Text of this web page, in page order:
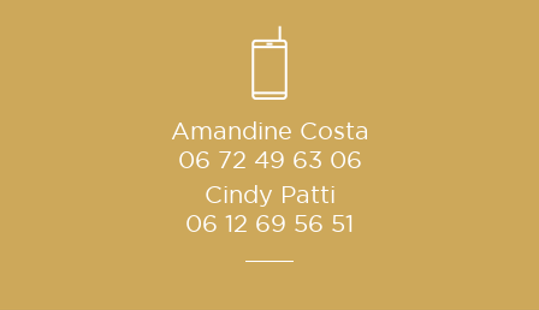
Amandine Costa
06 72 49 63 06
Cindy Patti
06 12 69 56 51